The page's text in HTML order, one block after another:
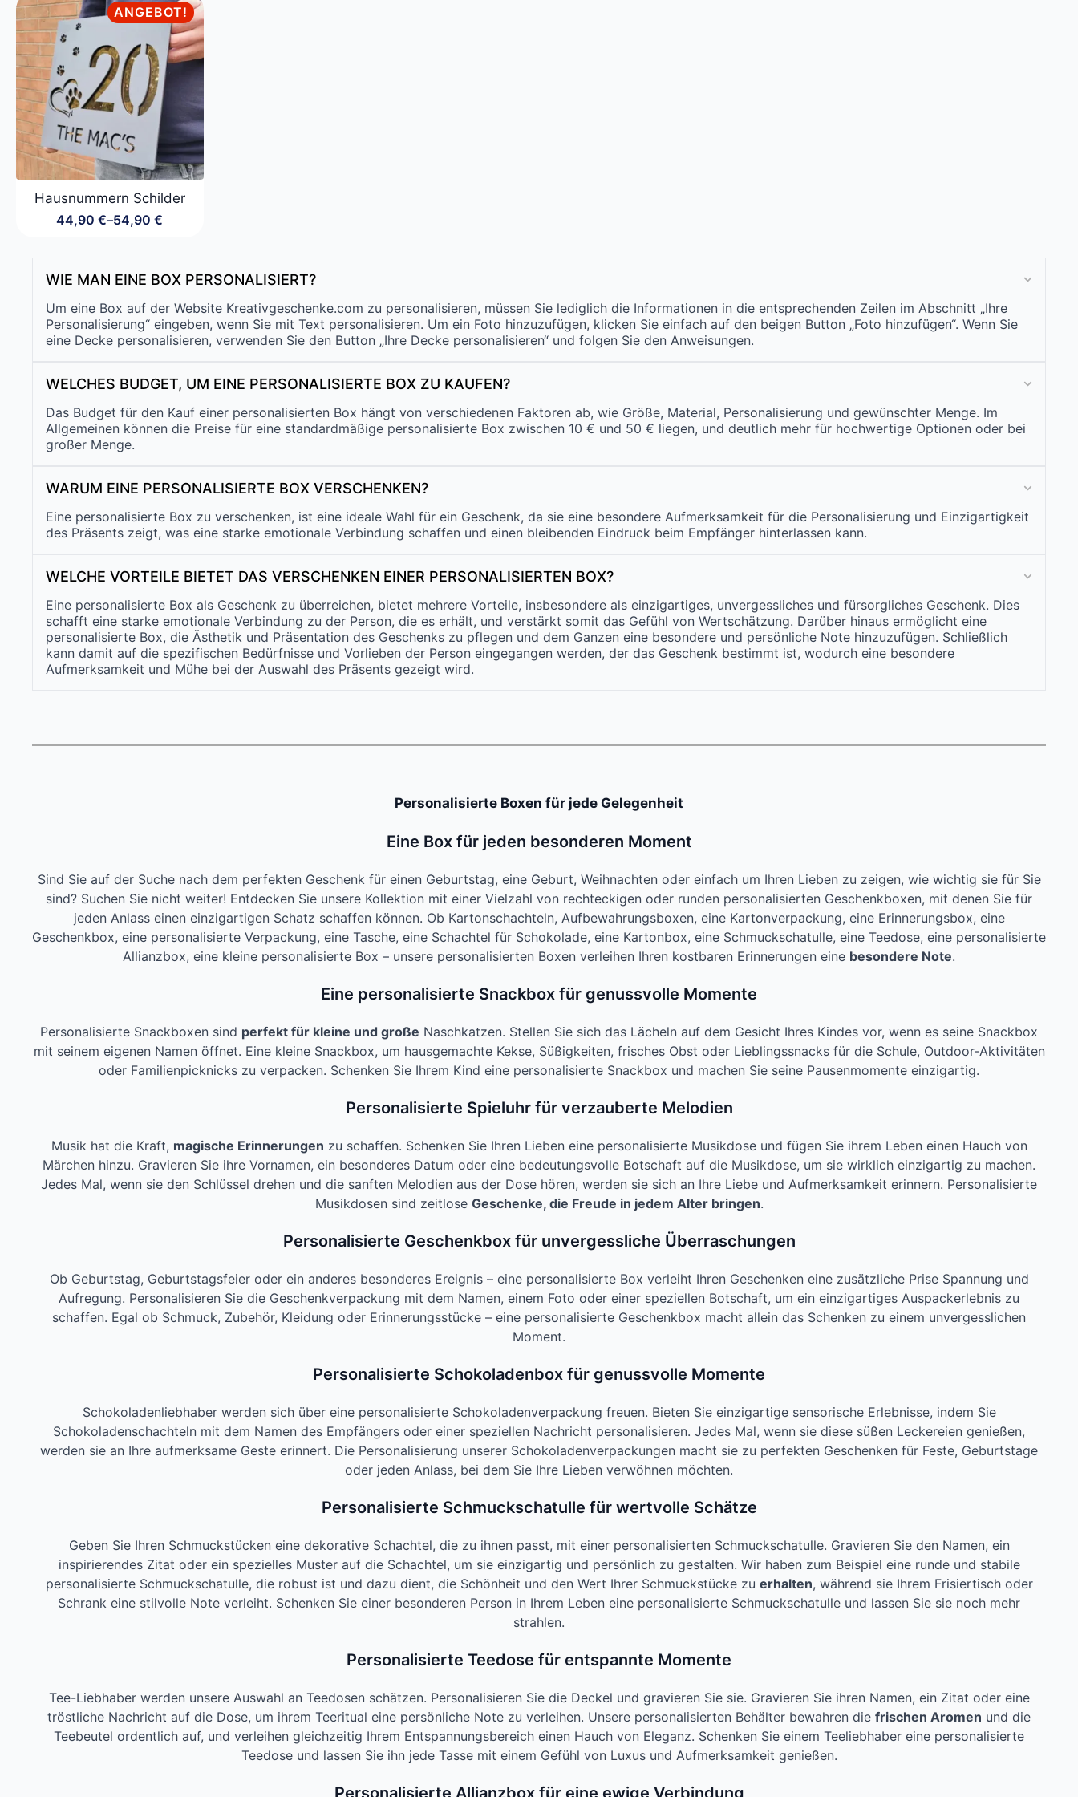
ANGEBOT!
Hausnummern Schilder
44,90€–54,90€
Preisspanne:
54,90 €
WIE MAN EINE BOX PERSONALISIERT?
Um eine Box auf der Website Kreativgeschenke.com zu personalisieren, müssen Sie lediglich die Informationen in die entsprechenden Zeilen im Abschnitt „Ihre
Personalisierung“ eingeben, wenn Sie mit Text personalisieren. Um ein Foto hinzuzufügen, klicken Sie einfach auf den beigen Button „Foto hinzufügen“. Wenn Sie
eine Decke personalisieren, verwenden Sie den Button „Ihre Decke personalisieren“ und folgen Sie den Anweisungen.
WELCHES BUDGET, UM EINE PERSONALISIERTE BOX ZU KAUFEN?
Das Budget für den Kauf einer personalisierten Box hängt von verschiedenen Faktoren ab, wie Größe, Material, Personalisierung und gewünschter Menge. Im
Allgemeinen können die Preise für eine standardmäßige personalisierte Box zwischen 10 € und 50 € liegen, und deutlich mehr für hochwertige Optionen oder bei
großer Menge.
WARUM EINE PERSONALISIERTE BOX VERSCHENKEN?
Eine personalisierte Box zu verschenken, ist eine ideale Wahl für ein Geschenk, da sie eine besondere Aufmerksamkeit für die Personalisierung und Einzigartigkeit
des Präsents zeigt, was eine starke emotionale Verbindung schaffen und einen bleibenden Eindruck beim Empfänger hinterlassen kann.
WELCHE VORTEILE BIETET DAS VERSCHENKEN EINER PERSONALISIERTEN BOX?
Eine personalisierte Box als Geschenk zu überreichen, bietet mehrere Vorteile, insbesondere als einzigartiges, unvergessliches und fürsorgliches Geschenk. Dies
schafft eine starke emotionale Verbindung zu der Person, die es erhält, und verstärkt somit das Gefühl von Wertschätzung. Darüber hinaus ermöglicht eine
personalisierte Box, die Ästhetik und Präsentation des Geschenks zu pflegen und dem Ganzen eine besondere und persönliche Note hinzuzufügen. Schließlich
kann damit auf die spezifischen Bedürfnisse und Vorlieben der Person eingegangen werden, der das Geschenk bestimmt ist, wodurch eine besondere
Aufmerksamkeit und Mühe bei der Auswahl des Präsents gezeigt wird.
Personalisierte Boxen für jede Gelegenheit
Eine Box für jeden besonderen Moment
Sind Sie auf der Suche nach dem perfekten Geschenk für einen Geburtstag, eine Geburt, Weihnachten oder einfach um Ihren Lieben zu zeigen, wie wichtig sie für Sie
sind? Suchen Sie nicht weiter! Entdecken Sie unsere Kollektion mit einer Vielzahl von rechteckigen oder runden personalisierten Geschenkboxen, mit denen Sie für
jeden Anlass einen einzigartigen Schatz schaffen können. Ob Kartonschachteln, Aufbewahrungsboxen, eine Kartonverpackung, eine Erinnerungsbox, eine
Geschenkbox, eine personalisierte Verpackung, eine Tasche, eine Schachtel für Schokolade, eine Kartonbox, eine Schmuckschatulle, eine Teedose, eine personalisierte
Allianzbox, eine kleine personalisierte Box – unsere personalisierten Boxen verleihen Ihren kostbaren Erinnerungen eine besondere Note.
Eine personalisierte Snackbox für genussvolle Momente
Personalisierte Snackboxen sind perfekt für kleine und große Naschkatzen. Stellen Sie sich das Lächeln auf dem Gesicht Ihres Kindes vor, wenn es seine Snackbox
mit seinem eigenen Namen öffnet. Eine kleine Snackbox, um hausgemachte Kekse, Süßigkeiten, frisches Obst oder Lieblingssnacks für die Schule, Outdoor-Aktivitäten
oder Familienpicknicks zu verpacken. Schenken Sie Ihrem Kind eine personalisierte Snackbox und machen Sie seine Pausenmomente einzigartig.
Personalisierte Spieluhr für verzauberte Melodien
Musik hat die Kraft, magische Erinnerungen zu schaffen. Schenken Sie Ihren Lieben eine personalisierte Musikdose und fügen Sie ihrem Leben einen Hauch von
Märchen hinzu. Gravieren Sie ihre Vornamen, ein besonderes Datum oder eine bedeutungsvolle Botschaft auf die Musikdose, um sie wirklich einzigartig zu machen.
Jedes Mal, wenn sie den Schlüssel drehen und die sanften Melodien aus der Dose hören, werden sie sich an Ihre Liebe und Aufmerksamkeit erinnern. Personalisierte
Musikdosen sind zeitlose Geschenke, die Freude in jedem Alter bringen.
Personalisierte Geschenkbox für unvergessliche Überraschungen
Ob Geburtstag, Geburtstagsfeier oder ein anderes besonderes Ereignis – eine personalisierte Box verleiht Ihren Geschenken eine zusätzliche Prise Spannung und
Aufregung. Personalisieren Sie die Geschenkverpackung mit dem Namen, einem Foto oder einer speziellen Botschaft, um ein einzigartiges Auspackerlebnis zu
schaffen. Egal ob Schmuck, Zubehör, Kleidung oder Erinnerungsstücke – eine personalisierte Geschenkbox macht allein das Schenken zu einem unvergesslichen
Moment.
Personalisierte Schokoladenbox für genussvolle Momente
Schokoladenliebhaber werden sich über eine personalisierte Schokoladenverpackung freuen. Bieten Sie einzigartige sensorische Erlebnisse, indem Sie
Schokoladenschachteln mit dem Namen des Empfängers oder einer speziellen Nachricht personalisieren. Jedes Mal, wenn sie diese süßen Leckereien genießen,
werden sie an Ihre aufmerksame Geste erinnert. Die Personalisierung unserer Schokoladenverpackungen macht sie zu perfekten Geschenken für Feste, Geburtstage
oder jeden Anlass, bei dem Sie Ihre Lieben verwöhnen möchten.
Personalisierte Schmuckschatulle für wertvolle Schätze
Geben Sie Ihren Schmuckstücken eine dekorative Schachtel, die zu ihnen passt, mit einer personalisierten Schmuckschatulle. Gravieren Sie den Namen, ein
inspirierendes Zitat oder ein spezielles Muster auf die Schachtel, um sie einzigartig und persönlich zu gestalten. Wir haben zum Beispiel eine runde und stabile
personalisierte Schmuckschatulle, die robust ist und dazu dient, die Schönheit und den Wert Ihrer Schmuckstücke zu erhalten, während sie Ihrem Frisiertisch oder
Schrank eine stilvolle Note verleiht. Schenken Sie einer besonderen Person in Ihrem Leben eine personalisierte Schmuckschatulle und lassen Sie sie noch mehr
strahlen.
Personalisierte Teedose für entspannte Momente
Tee-Liebhaber werden unsere Auswahl an Teedosen schätzen. Personalisieren Sie die Deckel und gravieren Sie sie. Gravieren Sie ihren Namen, ein Zitat oder eine
tröstliche Nachricht auf die Dose, um ihrem Teeritual eine persönliche Note zu verleihen. Unsere personalisierten Behälter bewahren die frischen Aromen und die
Teebeutel ordentlich auf, und verleihen gleichzeitig Ihrem Entspannungsbereich einen Hauch von Eleganz. Schenken Sie einem Teeliebhaber eine personalisierte
Teedose und lassen Sie ihn jede Tasse mit einem Gefühl von Luxus und Aufmerksamkeit genießen.
Personalisierte Allianzbox für eine ewige Verbindung